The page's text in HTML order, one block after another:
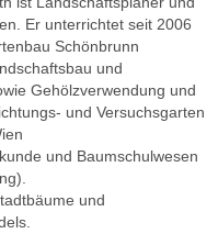
Er unterrichtet seit 2006
Schönbrunn
und
Gehölzverwendung und
und Versuchsgarten
und Baumschulwesen
und